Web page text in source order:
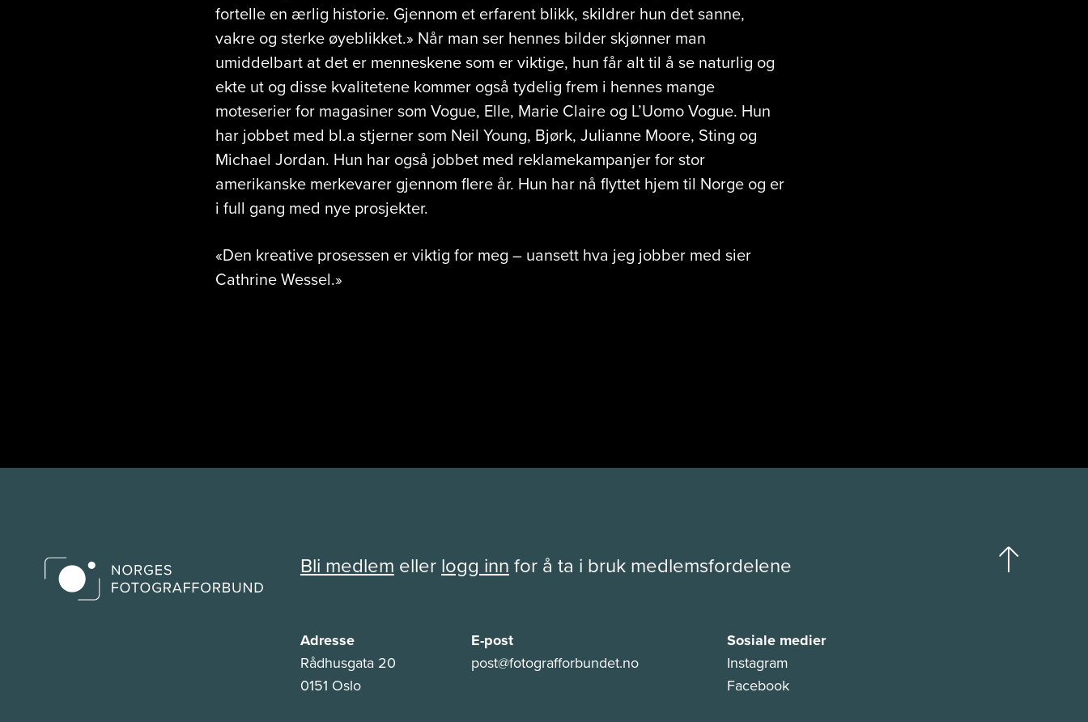
fortelle en ærlig historie. Gjennom et erfarent blikk, skildrer hun det sanne,
vakre og sterke øyeblikket.» Når man ser hennes bilder skjønner man
umiddelbart at det er menneskene som er viktige, hun får alt til å se naturlig og
ekte ut og disse kvalitetene kommer også tydelig frem i hennes mange
moteserier for magasiner som Vogue, Elle, Marie Claire og L’Uomo Vogue. Hun
har jobbet med bl.a stjerner som Neil Young, Bjørk, Julianne Moore, Sting og
Michael Jordan. Hun har også jobbet med reklamekampanjer for stor
amerikanske merkevarer gjennom flere år. Hun har nå flyttet hjem til Norge og er
i full gang med nye prosjekter.
«Den kreative prosessen er viktig for meg – uansett hva jeg jobber med sier
Cathrine Wessel.»
Bli medlemellerlogg innfor å ta i bruk medlemsfordelene
Adresse
Rådhusgata 20
0151 Oslo
E-post
post@fotografforbundet.no
Sosiale medier
Instagram
Facebook